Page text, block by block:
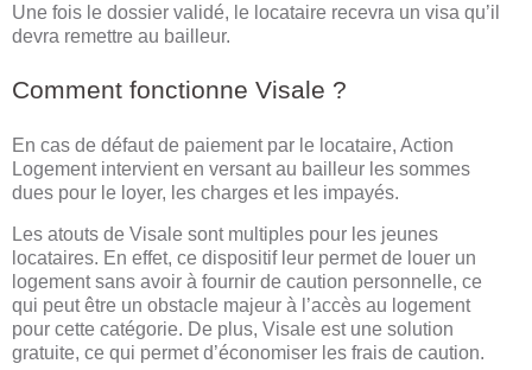
Une fois le dossier validé, le locataire recevra un visa qu’il
devra remettre au bailleur.
Comment fonctionne Visale ?
En cas de défaut de paiement par le locataire, Action
Logement intervient en versant au bailleur les sommes
dues pour le loyer, les charges et les impayés.
Les atouts de Visale sont multiples pour les jeunes
locataires. En effet, ce dispositif leur permet de louer un
logement sans avoir à fournir de caution personnelle, ce
qui peut être un obstacle majeur à l’accès au logement
pour cette catégorie. De plus, Visale est une solution
gratuite, ce qui permet d’économiser les frais de caution.